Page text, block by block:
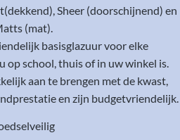
Sheer (doorschijnend) en
(mat).
basisglazuur voor elke
op school, thuis of in uw winkel is.
aan te brengen met de kwast,
en zijn budgetvriendelijk.